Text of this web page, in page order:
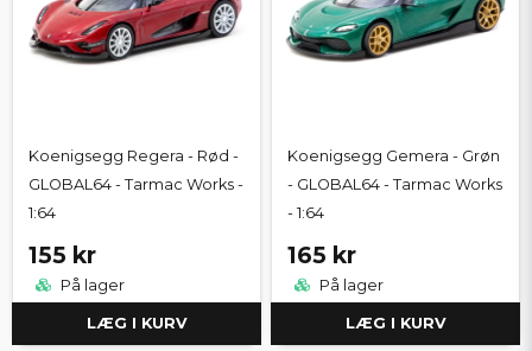
Koenigsegg Regera - Rød -
GLOBAL64 - Tarmac Works -
1:64
155 kr
På lager
LÆG I KURV
Koenigsegg Gemera - Grøn
- GLOBAL64 - Tarmac Works
- 1:64
165 kr
På lager
LÆG I KURV